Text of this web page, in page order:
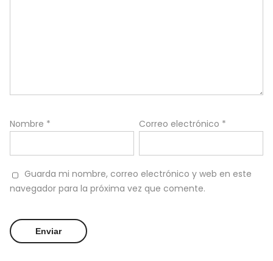
Nombre * Correo electrónico *
Guarda mi nombre, correo electrónico y web en este
navegador para la próxima vez que comente.